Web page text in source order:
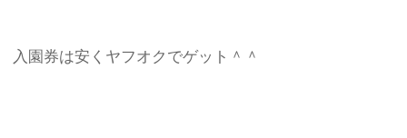
入園券は安くヤフオクでゲット＾＾